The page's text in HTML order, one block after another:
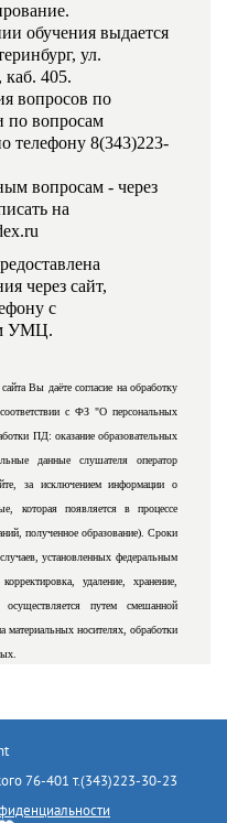
обучения выдается
ул.
каб. 405.
вопросов по
по вопросам
телефону 8(343)223-
вопросам - через
на
через сайт,
с
УМЦ.
Вы даёте согласие на обработку
с ФЗ "О персональных
ПД: оказание образовательных
данные слушателя оператор
за исключением информации о
которая появляется в процессе
полученное образование). Сроки
установленных федеральным
удаление, хранение,
путем смешанной
материальных носителях, обработки
76-401 т.(343)223-30-23